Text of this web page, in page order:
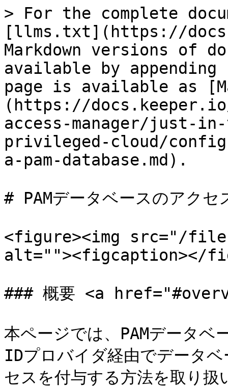
> For the complete
[llms.txt](https://
Markdown versions of
available by
page is available as
(https://
access-manager/just-
privileged-cloud/
a-pam-database.md).
# PAMデータベースのアクセ
<figure><img src="/files/
alt=""><figcaption></
### 概要 <a
本ページでは、PAMデータベ
IDプロバイダ経由でデータ
セスを付与する方法を取り扱